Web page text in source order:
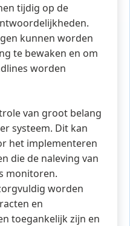
tijdig op de
kunnen worden
te bewaken en om
worden
van groot belang
systeem. Dit kan
het implementeren
die de naleving van
monitoren.
worden
en
toegankelijk zijn en